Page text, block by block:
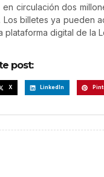
circulación dos
billetes ya pueden
plataforma digital de la
post:
X LinkedIn